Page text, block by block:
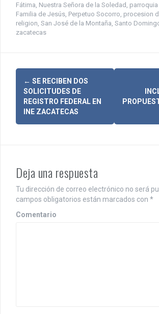
Fátima, Nuestra Señora de la Soledad ,
Familia de Jesús, Perpetuo Socorro, procesion
religion, San José de la Montaña, Santo
zacatecas
N
v
a
c
i
← SE RECIBEN DOS
SOLICITUDES DE
REGISTRO FEDERAL EN
INE ZACATECAS
Deja una respuesta
Tu dirección de correo electrónico no será
campos obligatorios están marcados con *
Comentario